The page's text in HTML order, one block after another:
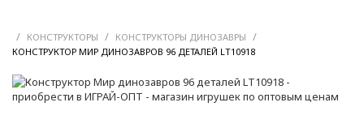
/ КОНСТРУКТОРЫ / КОНСТРУКТОРЫ ДИНОЗАВРЫ /
КОНСТРУКТОР МИР ДИНОЗАВРОВ 96 ДЕТАЛЕЙ LT10918